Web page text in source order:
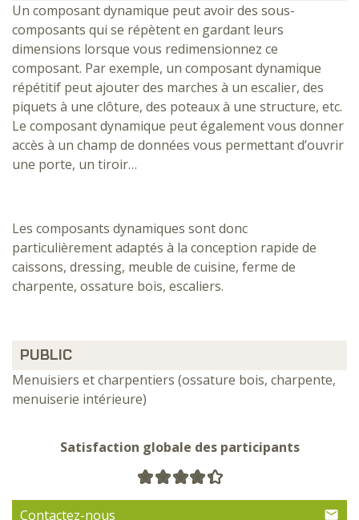
Un composant dynamique peut avoir des sous-
composants qui se répètent en gardant leurs
dimensions lorsque vous redimensionnez ce
composant. Par exemple, un composant dynamique
répétitif peut ajouter des marches à un escalier, des
piquets à une clôture, des poteaux à une structure, etc.
Le composant dynamique peut également vous donner
accès à un champ de données vous permettant d’ouvrir
une porte, un tiroir…
Les composants dynamiques sont donc
particulièrement adaptés à la conception rapide de
caissons, dressing, meuble de cuisine, ferme de
charpente, ossature bois, escaliers.
PUBLIC
Menuisiers et charpentiers (ossature bois, charpente,
menuiserie intérieure)
Satisfaction globale des participants
Contactez-nous